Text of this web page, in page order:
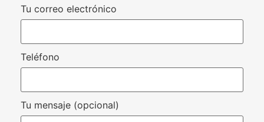
Tu correo electrónico
Teléfono
Tu mensaje (opcional)